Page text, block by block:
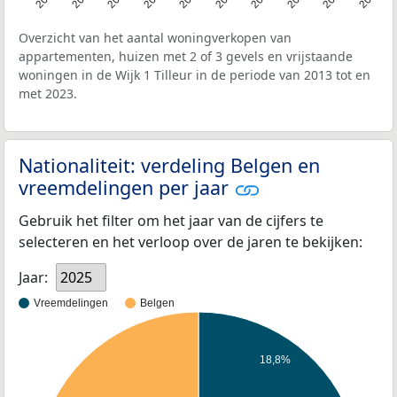
Overzicht van het aantal woningverkopen van
appartementen, huizen met 2 of 3 gevels en vrijstaande
woningen in de Wijk 1 Tilleur in de periode van 2013 tot en
met 2023.
Nationaliteit: verdeling Belgen en
vreemdelingen per jaar
Gebruik het filter om het jaar van de cijfers te
selecteren en het verloop over de jaren te bekijken:
Jaar:
2025
Vreemdelingen Belgen
18,8%